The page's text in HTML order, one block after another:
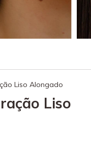
Liso Alongado
Liso